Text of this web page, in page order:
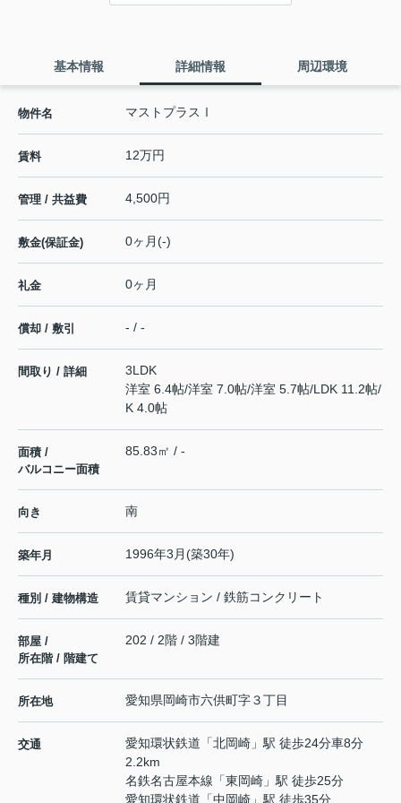
基本情報 詳細情報 周辺環境
物件名 マストプラスⅠ
賃料 12万円
管理 / 共益費 4,500円
敷金(保証金) 0ヶ月(-)
礼金 0ヶ月
償却 / 敷引 - / -
間取り / 詳細
3LDK
洋室 6.4帖/洋室 7.0帖/洋室 5.7帖/LDK 11.2帖/
K 4.0帖
面積 /
バルコニー面積
85.83㎡ / -
向き 南
築年月 1996年3月(築30年)
種別 / 建物構造 賃貸マンション / 鉄筋コンクリート
部屋 /
所在階 / 階建て
202 / 2階 / 3階建
所在地 愛知県岡崎市六供町字３丁目
交通 愛知環状鉄道 「北岡崎 」駅 徒歩24分車8分
2.2km
名鉄名古屋本線 「東岡崎 」駅 徒歩25分
愛知環状鉄道 「中岡崎 」駅 徒歩35分